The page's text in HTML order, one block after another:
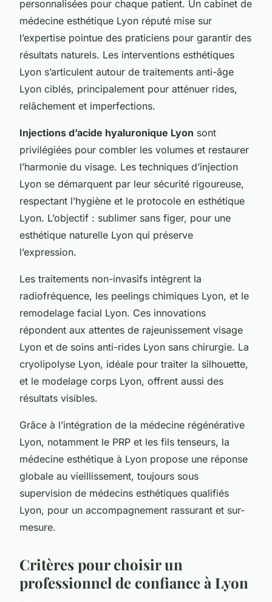
personnalisées pour chaque patient. Un cabinet de
médecine esthétique Lyon réputé mise sur
l’expertise pointue des praticiens pour garantir des
résultats naturels. Les interventions esthétiques
Lyon s’articulent autour de traitements anti-âge
Lyon ciblés, principalement pour atténuer rides,
relâchement et imperfections.
Injections d’acide hyaluronique Lyon sont
privilégiées pour combler les volumes et restaurer
l’harmonie du visage. Les techniques d’injection
Lyon se démarquent par leur sécurité rigoureuse,
respectant l’hygiène et le protocole en esthétique
Lyon. L’objectif : sublimer sans figer, pour une
esthétique naturelle Lyon qui préserve
l’expression.
Les traitements non-invasifs intègrent la
radiofréquence, les peelings chimiques Lyon, et le
remodelage facial Lyon. Ces innovations
répondent aux attentes de rajeunissement visage
Lyon et de soins anti-rides Lyon sans chirurgie. La
cryolipolyse Lyon, idéale pour traiter la silhouette,
et le modelage corps Lyon, offrent aussi des
résultats visibles.
Grâce à l’intégration de la médecine régénérative
Lyon, notamment le PRP et les fils tenseurs, la
médecine esthétique à Lyon propose une réponse
globale au vieillissement, toujours sous
supervision de médecins esthétiques qualifiés
Lyon, pour un accompagnement rassurant et sur-
mesure.
Critères pour choisir un
professionnel de confiance à Lyon